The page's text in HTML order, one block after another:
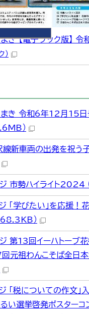
き 【電子ブック版】
）
き 令和6年12月15日号
）
線新車両の出発を祝う
市勢ハイライト2024
「学びたい」を応援！
）
第13回イーハトーブ花
元祖わんこそば全日
「税についての作文」入
い選挙啓発ポスターコ